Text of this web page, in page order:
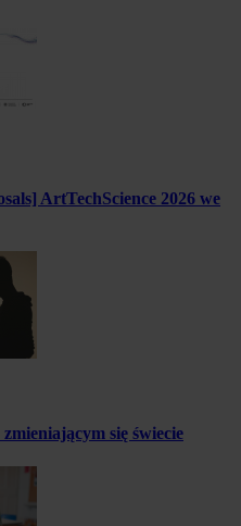
ArtTechScience 2026 we
zmieniającym się świecie